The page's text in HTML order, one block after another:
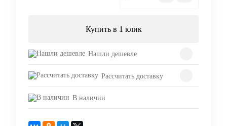
Купить в 1 клик
Нашли дешевле
Рассчитать доставку
В наличии